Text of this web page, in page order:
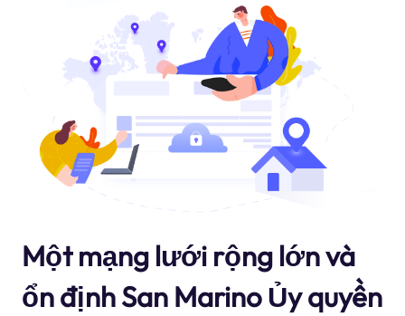
Một mạng lưới rộng lớn và
ổn định San Marino Ủy quyền